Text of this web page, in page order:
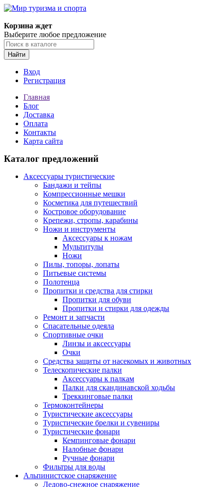
Корзина ждет
Выберите любое предложение
Найти
Вход
Регистрация
Главная
Блог
Доставка
Оплата
Контакты
Карта сайта
Каталог предложений
Аксессуары туристические
Бандажи и тейпы
Компрессионные мешки
Косметика для путешествий
Костровое оборудование
Крепежи, стропы, карабины
Ножи и инструменты
Аксессуары к ножам
Мультитулы
Ножи
Пилы, топоры, лопаты
Питьевые системы
Полотенца
Пропитки и средства для стирки
Пропитки для обуви
Пропитки и стирки для одежды
Ремонт и запчасти
Спасательные одеяла
Спортивные очки
Линзы и аксессуары
Очки
Средства защиты от насекомых и животных
Телескопические палки
Аксессуары к палкам
Палки для скандинавской ходьбы
Треккинговые палки
Термоконтейнеры
Туристические аксессуары
Туристические брелки и сувениры
Туристические фонари
Кемпинговые фонари
Налобные фонари
Ручные фонари
Фильтры для воды
Альпинистское снаряжение
Ледово-снежное снаряжение